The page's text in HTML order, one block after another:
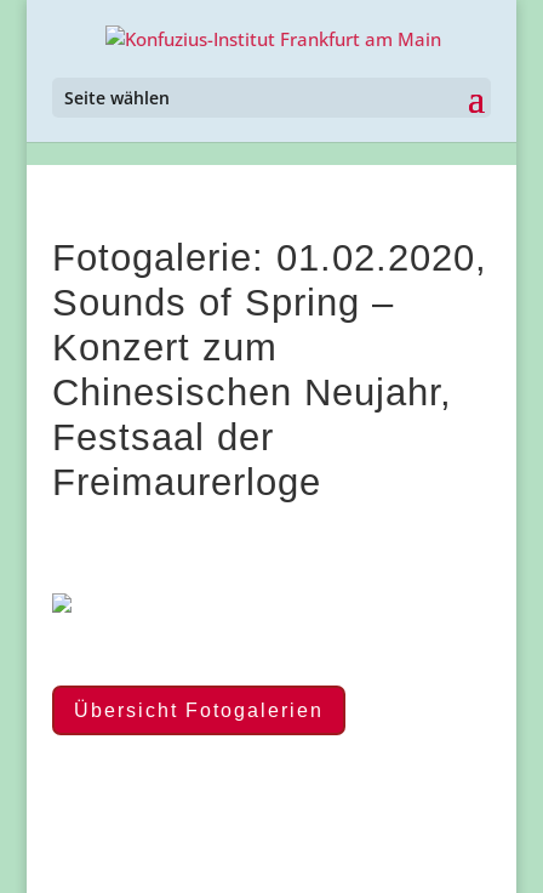
Seite wählen
Fotogalerie: 01.02.2020,
Sounds of Spring –
Konzert zum
Chinesischen Neujahr,
Festsaal der
Freimaurerloge
Übersicht Fotogalerien